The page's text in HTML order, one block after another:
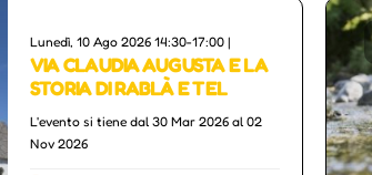
Lunedì, 10 Ago 2026 14:30-17:00 |
VIA CLAUDIA AUGUSTA E LA
STORIA DI RABLÀ E TEL
L'evento si tiene dal 30 Mar 2026 al 02
Nov 2026
Others